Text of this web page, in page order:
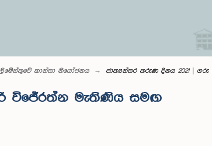
කාන්තා නියෝජනය ජාත්‍යන්තර තරුණ දිනය 2021 | ගරු
විජේරත්න මැතිණිය සමඟ